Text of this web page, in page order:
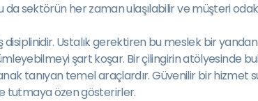
sektörün her zaman ulaşılabilir ve müşteri
Ustalık gerektiren bu meslek bir
şart koşar. Bir çilingirin atölyesinde
tanıyan temel araçlardır. Güvenilir bir hizmet
tutmaya özen gösterirler.